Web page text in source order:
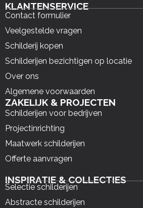
KLANTENSERVICE
Contact formulier
Veelgestelde vragen
Schilderij kopen
Schilderijen bezichtigen op locatie
Over ons
Algemene voorwaarden
ZAKELIJK & PROJECTEN
Schilderijen voor bedrijven
Projectinrichting
Maatwerk schilderijen
Offerte aanvragen
INSPIRATIE & COLLECTIES
Selectie schilderijen
Abstracte schilderijen